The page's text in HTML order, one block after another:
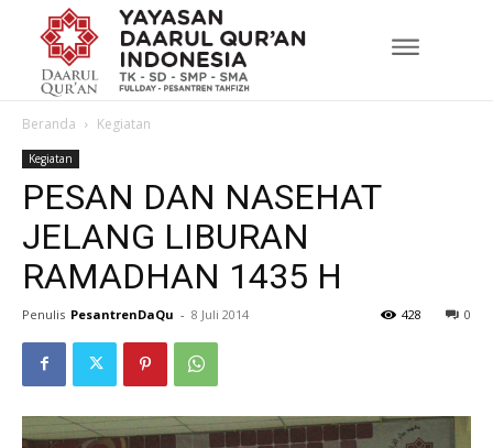
Beranda Kegiatan
Kegiatan
PESAN DAN NASEHAT
JELANG LIBURAN
RAMADHAN 1435 H
Penulis PesantrenDaQu - 8 Juli 2014 0
428